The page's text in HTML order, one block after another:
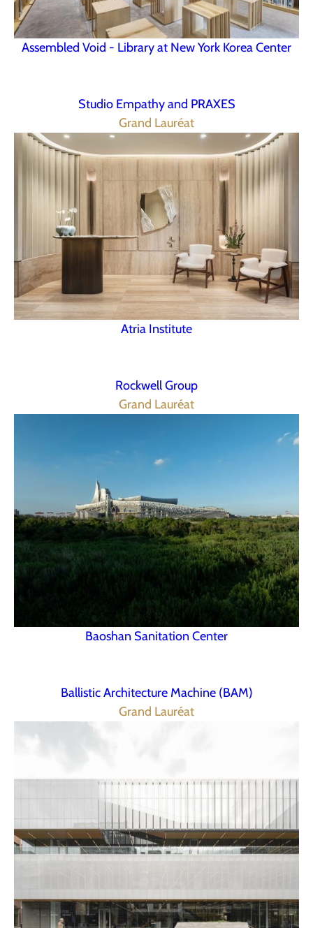
Assembled Void - Library at New York Korea Center
Studio Empathy and PRAXES
Grand Lauréat
Atria Institute
Rockwell Group
Grand Lauréat
Baoshan Sanitation Center
Ballistic Architecture Machine (BAM)
Grand Lauréat